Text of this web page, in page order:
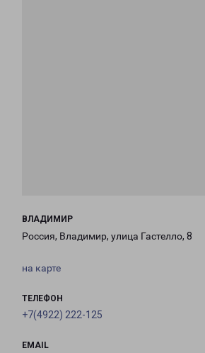
ВЛАДИМИР
Россия, Владимир, улица Гастелло, 8
на карте
ТЕЛЕФОН
+7(4922) 222-125
EMAIL